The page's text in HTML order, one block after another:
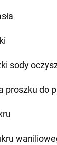
sody
proszku do